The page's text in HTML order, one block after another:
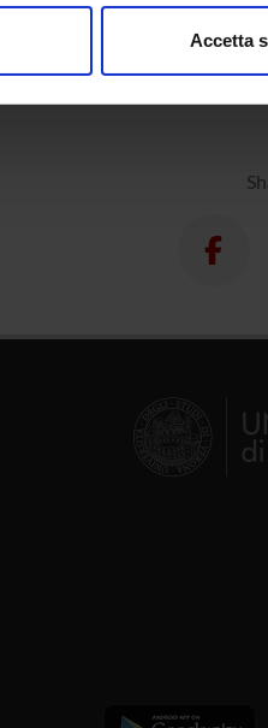
in qualsiasi momento
Accetta